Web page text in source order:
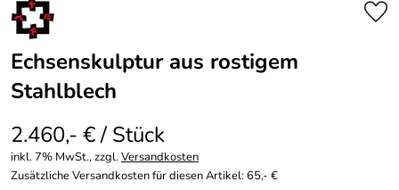
Echsenskulptur aus rostigem
Stahlblech
2.460,- € / Stück
inkl. 7% MwSt., zzgl.Versandkosten
Zusätzliche Versandkosten für diesen Artikel: 65,- €